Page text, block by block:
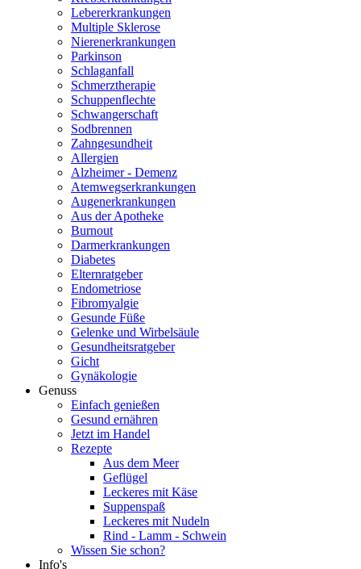
Lebererkrankungen
Multiple Sklerose
Nierenerkrankungen
Parkinson
Schlaganfall
Schmerztherapie
Schuppenflechte
Schwangerschaft
Sodbrennen
Zahngesundheit
Allergien
Alzheimer - Demenz
Atemwegserkrankungen
Augenerkrankungen
Aus der Apotheke
Burnout
Darmerkrankungen
Diabetes
Elternratgeber
Endometriose
Fibromyalgie
Gesunde Füße
Gelenke und Wirbelsäule
Gesundheitsratgeber
Gicht
Gynäkologie
Genuss
Einfach genießen
Gesund ernähren
Jetzt im Handel
Rezepte
Aus dem Meer
Geflügel
Leckeres mit Käse
Suppenspaß
Leckeres mit Nudeln
Rind - Lamm - Schwein
Wissen Sie schon?
Info's